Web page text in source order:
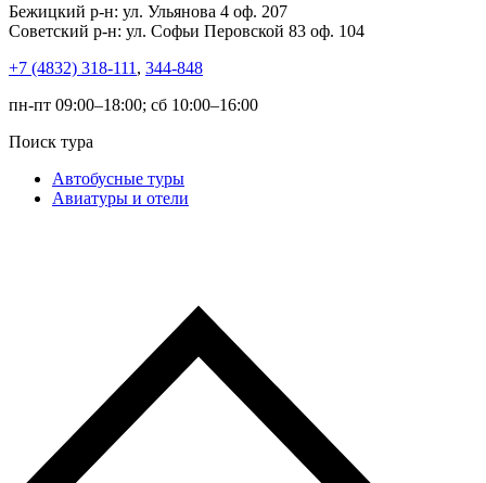
Бежицкий р-н: ул. Ульянова 4 оф. 207
Советский р-н: ул. Софьи Перовской 83 оф. 104
+7 (4832) 318-111 , 344-848
пн-пт 09:00–18:00; сб 10:00–16:00
Поиск тура
Автобусные туры
Авиатуры и отели